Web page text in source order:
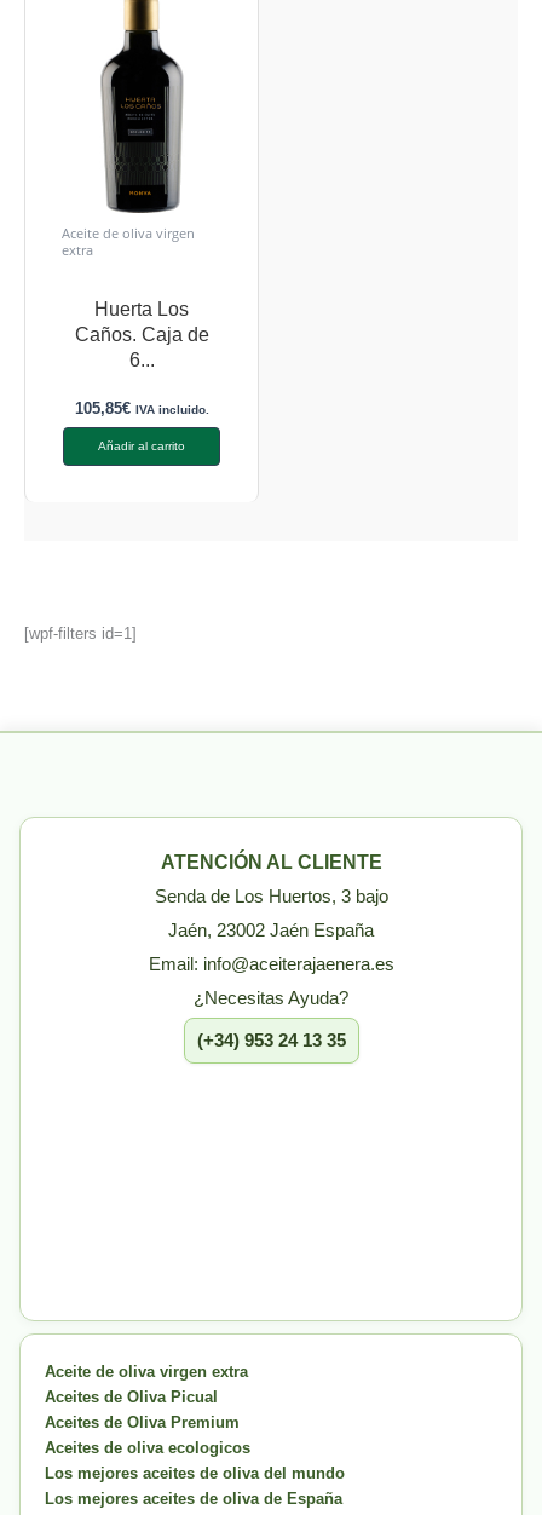
[wpf-filters id=1]
Aceite de oliva virgen
extra
Huerta Los
Caños. Caja de
6...
105,85€ IVA incluido.
Añadir al carrito
ATENCIÓN AL CLIENTE
Senda de Los Huertos, 3 bajo
Jaén, 23002 Jaén España
Email: info@aceiterajaenera.es
¿Necesitas Ayuda?
(+34) 953 24 13 35
Aceite de oliva virgen extra
Aceites de Oliva Picual
Aceites de Oliva Premium
Aceites de oliva ecologicos
Los mejores aceites de oliva del mundo
Los mejores aceites de oliva de España